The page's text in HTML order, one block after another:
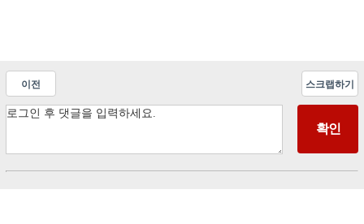
이전 스크랩하기